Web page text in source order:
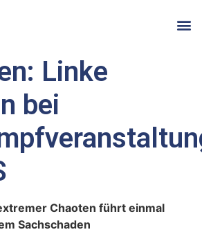
Linke
bei
Chaoten führt einmal
Sachschaden